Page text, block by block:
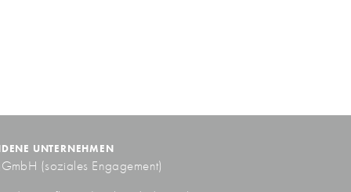
UNTERNEHMEN
(soziales Engagement)